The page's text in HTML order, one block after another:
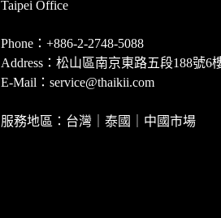
Taipei Office
Phone：+886-2-2748-5088
Address：松山區南京東路五段188號6
E-Mail：service@thaikii.com
服務地區：台灣｜泰國｜中國市場